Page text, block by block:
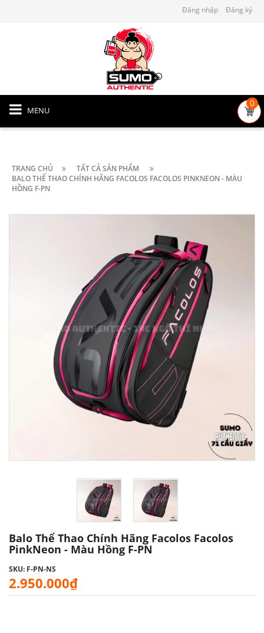
Đăng nhập Đăng ký
MENU
0
TRANG CHỦ
TẤT CẢ SẢN PHẨM
BALO THỂ THAO CHÍNH HÃNG FACOLOS FACOLOS PINKNEON - MÀU
HỒNG F-PN
Balo Thể Thao Chính Hãng Facolos Facolos
PinkNeon - Màu Hồng F-PN
SKU: F-PN-NS
2.950.000₫